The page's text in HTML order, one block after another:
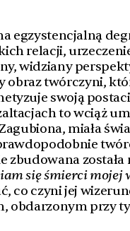
egzystencjalną
relacji,
widziany
obraz twórczyni,
swoją
to wciąż
miała
zbudowana
się śmierci mojej
co czyni jej
obdarzonym przy